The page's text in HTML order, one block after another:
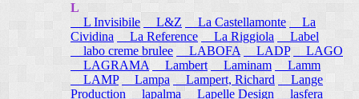
L
L Invisibile
L&Z La Castellamonte
La
Cividina
La Reference La Riggiola
Label
labo creme brulee
LABOFA LADP
LAGO
LAGRAMA
Lambert Laminam
Lamm
LAMP
Lampa Lampert, Richard
Lange
Production
lapalma Lapelle Design
lasfera